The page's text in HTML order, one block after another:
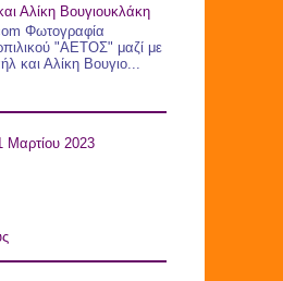
Αλίκη Βουγιουκλάκη
Φωτογραφία
"ΑΕΤΟΣ" μαζί με
και Αλίκη Βουγιο...
Μαρτίου 2023